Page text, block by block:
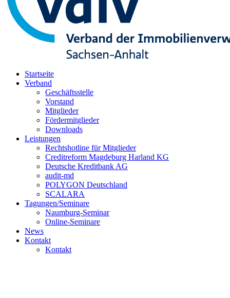
Startseite
Verband
Geschäftsstelle
Vorstand
Mitglieder
Fördermitglieder
Downloads
Leistungen
Rechtshotline für Mitglieder
Creditreform Magdeburg Harland KG
Deutsche Kreditbank AG
audit-md
POLYGON Deutschland
SCALARA
Tagungen/Seminare
Naumburg-Seminar
Online-Seminare
News
Kontakt
Kontakt